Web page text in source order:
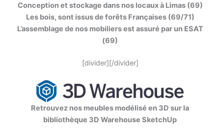
Conception et stockage dans nos locaux à Limas (69)
Les bois, sont issus de forêts Françaises (69/71)
L’assemblage de nos mobiliers est assuré par un ESAT
(69)
[divider][/divider]
Retrouvez nos meubles modélisé en 3D sur la
bibliothèque 3D Warehouse SketchUp